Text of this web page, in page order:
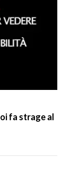
fa strage al